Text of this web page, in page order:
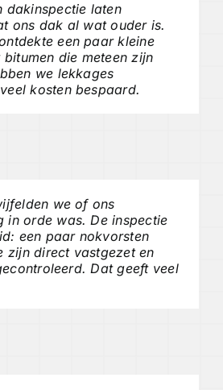
dakinspectie laten
ons dak al wat ouder is.
een paar kleine
bitumen die meteen zijn
we lekkages
kosten bespaard.
we of ons
in orde was. De inspectie
een paar nokvorsten
zijn direct vastgezet en
Dat geeft veel